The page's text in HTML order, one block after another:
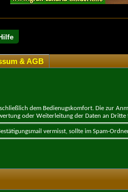
& AGB
dem Bedienugskomfort. Die zur
oder Weiterleitung der Daten an
vermisst, sollte im Spam-